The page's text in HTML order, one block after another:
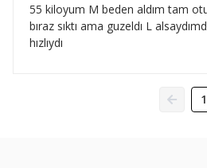
55 kiloyum M beden aldım tam
bıraz sıktı ama guzeldı L
hızlıydı
1